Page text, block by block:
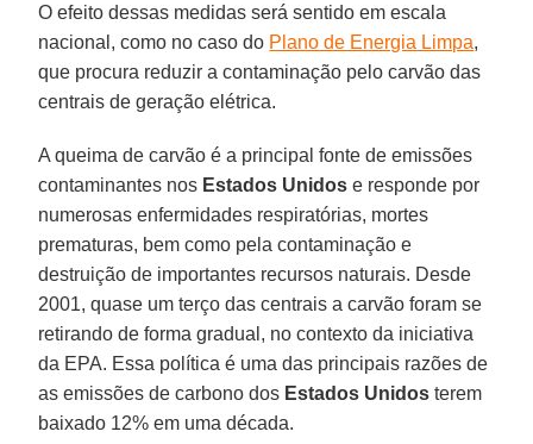
O efeito dessas medidas será sentido em escala
nacional, como no caso do Plano de Energia Limpa,
que procura reduzir a contaminação pelo carvão das
centrais de geração elétrica.
A queima de carvão é a principal fonte de emissões
contaminantes nos Estados Unidos e responde por
numerosas enfermidades respiratórias, mortes
prematuras, bem como pela contaminação e
destruição de importantes recursos naturais. Desde
2001, quase um terço das centrais a carvão foram se
retirando de forma gradual, no contexto da iniciativa
da EPA. Essa política é uma das principais razões de
as emissões de carbono dos Estados Unidos terem
baixado 12% em uma década.